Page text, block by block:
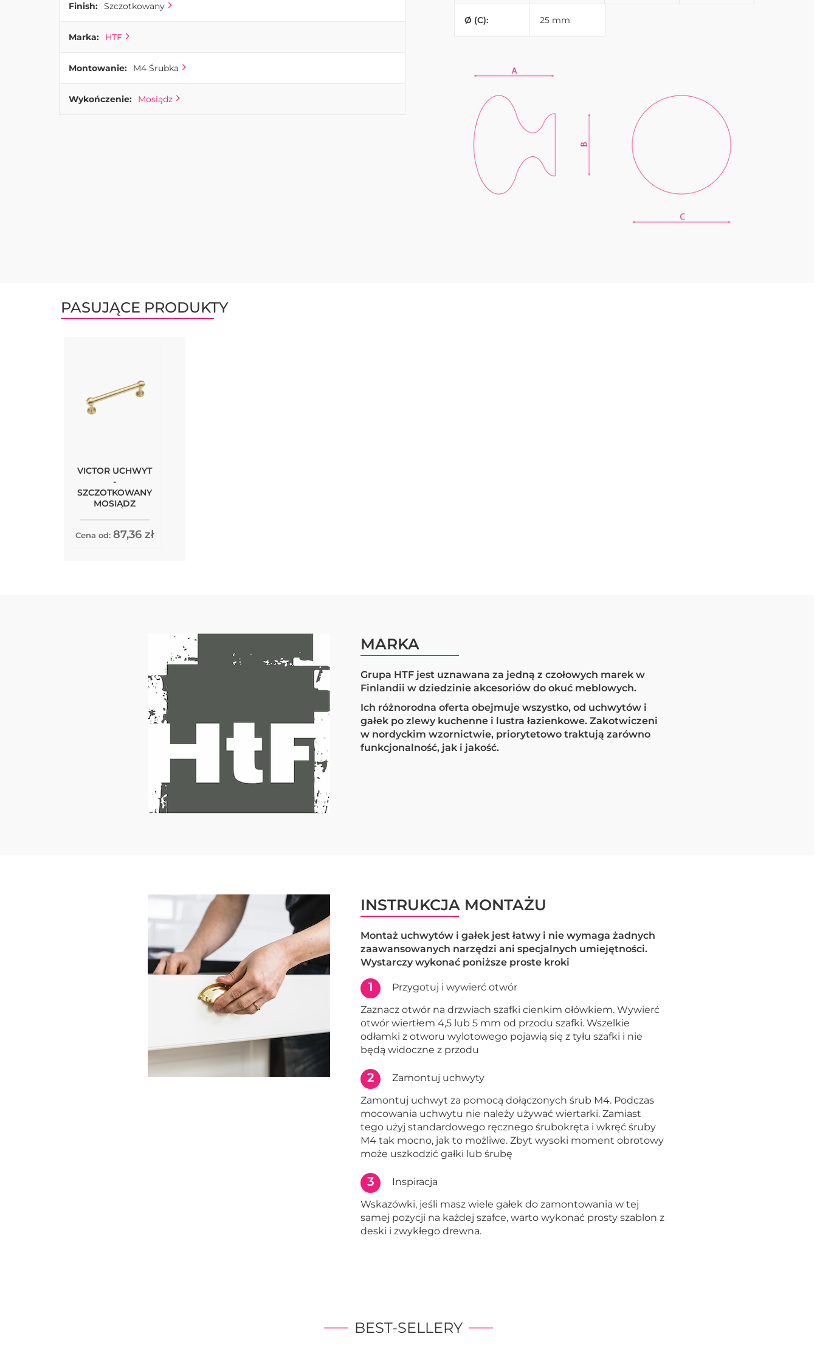
Finish: Szczotkowany
Marka: HTF
Montowanie: M4 Śrubka
Wykończenie: Mosiądz
Ø (C): 25 mm
PASUJĄCE PRODUKTY
VICTOR UCHWYT
-
SZCZOTKOWANY
MOSIĄDZ
Cena od: 87,36 zł
MARKA
Grupa HTF jest uznawana za jedną z czołowych marek w
Finlandii w dziedzinie akcesoriów do okuć meblowych.
Ich różnorodna oferta obejmuje wszystko, od uchwytów i
gałek po zlewy kuchenne i lustra łazienkowe. Zakotwiczeni
w nordyckim wzornictwie, priorytetowo traktują zarówno
funkcjonalność, jak i jakość.
INSTRUKCJA MONTAŻU
Montaż uchwytów i gałek jest łatwy i nie wymaga żadnych
zaawansowanych narzędzi ani specjalnych umiejętności.
Wystarczy wykonać poniższe proste kroki
1
Przygotuj i wywierć otwór
Zaznacz otwór na drzwiach szafki cienkim ołówkiem. Wywierć
otwór wiertłem 4,5 lub 5 mm od przodu szafki. Wszelkie
odłamki z otworu wylotowego pojawią się z tyłu szafki i nie
będą widoczne z przodu
2
Zamontuj uchwyty
Zamontuj uchwyt za pomocą dołączonych śrub M4. Podczas
mocowania uchwytu nie należy używać wiertarki. Zamiast
tego użyj standardowego ręcznego śrubokręta i wkręć śruby
M4 tak mocno, jak to możliwe. Zbyt wysoki moment obrotowy
może uszkodzić gałki lub śrubę
3
Inspiracja
Wskazówki, jeśli masz wiele gałek do zamontowania w tej
samej pozycji na każdej szafce, warto wykonać prosty szablon z
deski i zwykłego drewna.
BEST-SELLERY